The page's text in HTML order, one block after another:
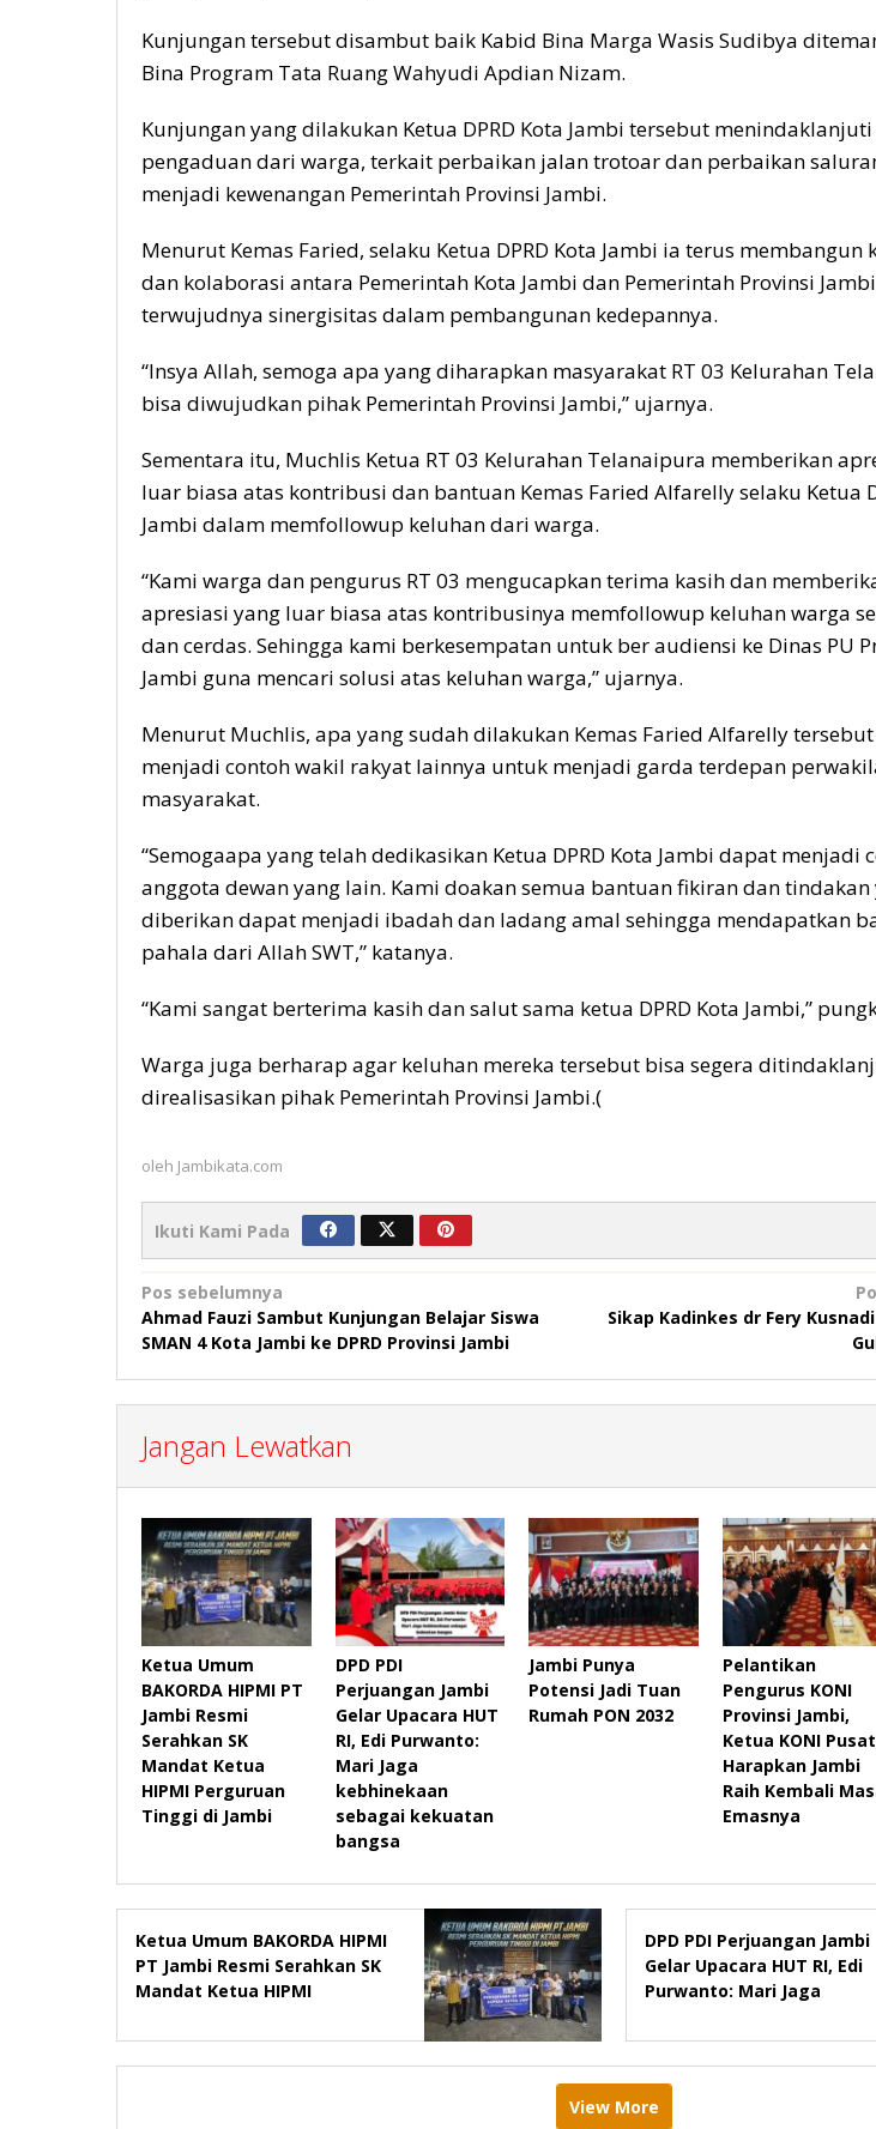
Kunjungan tersebut disambut baik Kabid Bina Marga Wasis Sudibya
Bina Program Tata Ruang Wahyudi Apdian Nizam.
Kunjungan yang dilakukan Ketua DPRD Kota Jambi tersebut menindaklanjuti
pengaduan dari warga, terkait perbaikan jalan trotoar dan perbaikan
menjadi kewenangan Pemerintah Provinsi Jambi.
Menurut Kemas Faried, selaku Ketua DPRD Kota Jambi ia terus membangun
dan kolaborasi antara Pemerintah Kota Jambi dan Pemerintah Provinsi
terwujudnya sinergisitas dalam pembangunan kedepannya.
“Insya Allah, semoga apa yang diharapkan masyarakat RT 03 Kelurahan
bisa diwujudkan pihak Pemerintah Provinsi Jambi,” ujarnya.
Sementara itu, Muchlis Ketua RT 03 Kelurahan Telanaipura memberikan
luar biasa atas kontribusi dan bantuan Kemas Faried Alfarelly selaku Ketua
Jambi dalam memfollowup keluhan dari warga.
“Kami warga dan pengurus RT 03 mengucapkan terima kasih dan
apresiasi yang luar biasa atas kontribusinya memfollowup keluhan warga
dan cerdas. Sehingga kami berkesempatan untuk ber audiensi ke Dinas PU
Jambi guna mencari solusi atas keluhan warga,” ujarnya.
Menurut Muchlis, apa yang sudah dilakukan Kemas Faried Alfarelly
menjadi contoh wakil rakyat lainnya untuk menjadi garda terdepan
masyarakat.
“Semogaapa yang telah dedikasikan Ketua DPRD Kota Jambi dapat menjadi
anggota dewan yang lain. Kami doakan semua bantuan fikiran dan tindakan
diberikan dapat menjadi ibadah dan ladang amal sehingga mendapatkan
pahala dari Allah SWT,” katanya.
“Kami sangat berterima kasih dan salut sama ketua DPRD Kota Jambi,”
Warga juga berharap agar keluhan mereka tersebut bisa segera
direalisasikan pihak Pemerintah Provinsi Jambi.(
oleh Jambikata.com
Ikuti Kami Pada
Navigasi
pos
Pos sebelumnya
Ahmad Fauzi Sambut Kunjungan Belajar Siswa
SMAN 4 Kota Jambi ke DPRD Provinsi Jambi
Sikap Kadinkes dr Fery
Jangan Lewatkan
Ketua Umum
BAKORDA HIPMI PT
Jambi Resmi
Serahkan SK
Mandat Ketua
HIPMI Perguruan
Tinggi di Jambi
DPD PDI
Perjuangan Jambi
Gelar Upacara HUT
RI, Edi Purwanto:
Mari Jaga
kebhinekaan
sebagai kekuatan
bangsa
Jambi Punya
Potensi Jadi Tuan
Rumah PON 2032
Pelantikan
Pengurus KONI
Provinsi Jambi,
Ketua KONI Pusat
Harapkan Jambi
Raih Kembali
Emasnya
Ketua Umum BAKORDA HIPMI
PT Jambi Resmi Serahkan SK
Mandat Ketua HIPMI
DPD PDI Perjuangan Jambi
Gelar Upacara HUT RI, Edi
Purwanto: Mari Jaga
kekuatan bangsa
View More